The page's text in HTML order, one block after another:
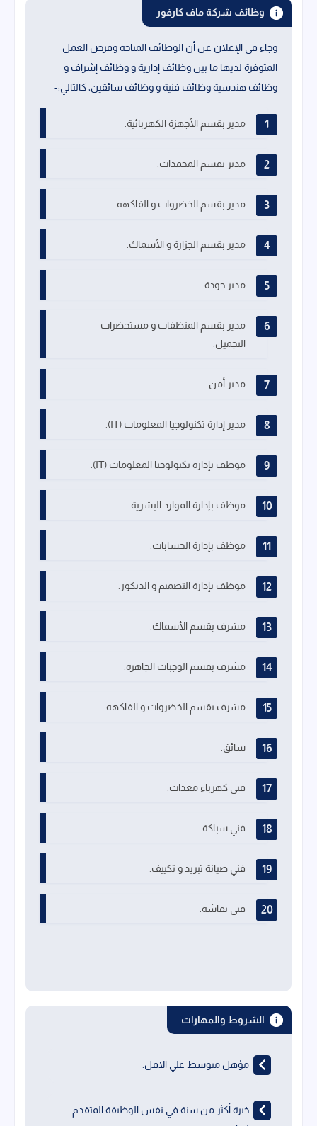
وظائف شركة ماف كارفور
وجاء في الإعلان عن أن الوظائف المتاحة وفرص العمل
المتوفرة لديها ما بين وظائف إدارية و وظائف إشراف و
وظائف هندسية وظائف فنية و وظائف سائقين، كالتالي:-
مدير بقسم الأجهزة الكهربائية.
مدير بقسم المجمدات.
مدير بقسم الخضروات و الفاكهه.
مدير بقسم الجزارة و الأسماك.
مدير جودة.
مدير بقسم المنظفات و مستحضرات
التجميل.
مدير أمن.
مدير إدارة تكنولوجيا المعلومات (IT).
موظف بإدارة تكنولوجيا المعلومات (IT).
موظف بإدارة الموارد البشرية.
موظف بإدارة الحسابات.
موظف بإدارة التصميم و الديكور.
مشرف بقسم الأسماك.
مشرف بقسم الوجبات الجاهزه.
مشرف بقسم الخضروات و الفاكهه.
سائق.
فني كهرباء معدات.
فني سباكة.
فني صيانة تبريد و تكييف.
فني نقاشة.
الشروط والمهارات
مؤهل متوسط علي الاقل.
خبرة أكثر من سنة في نفس الوظيفة المتقدم